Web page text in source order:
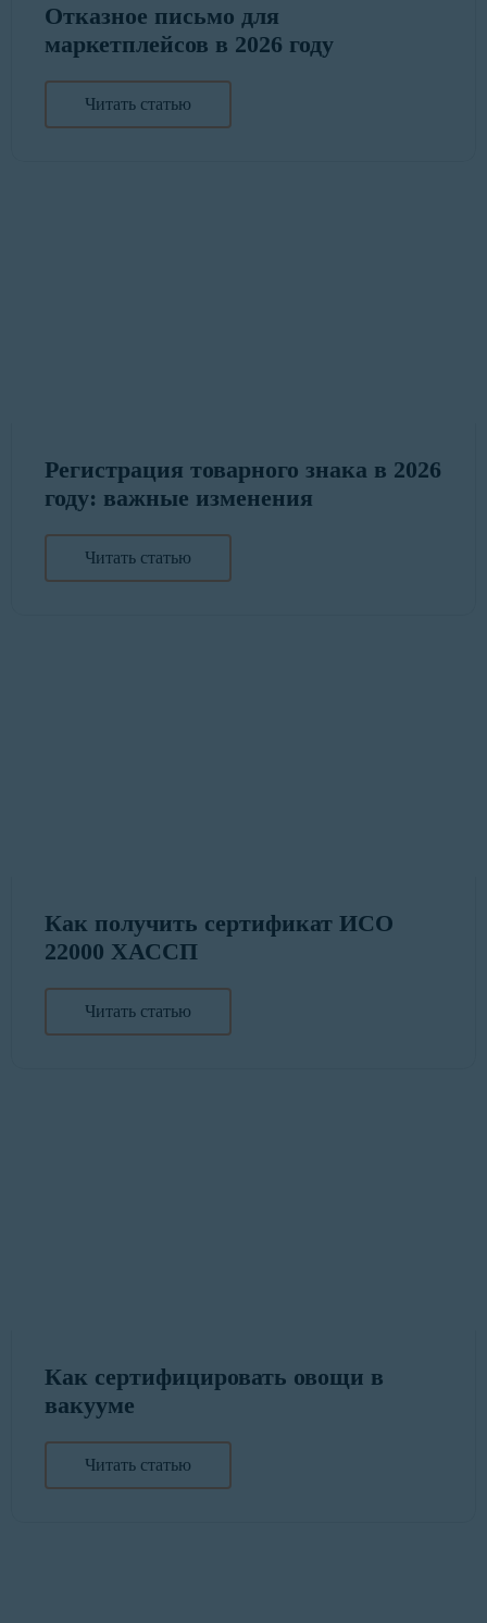
Отказное письмо для
маркетплейсов в 2026 году
Читать статью
Регистрация товарного знака в 2026
году: важные изменения
Читать статью
Как получить сертификат ИСО
22000 ХАССП
Читать статью
Как сертифицировать овощи в
вакууме
Читать статью